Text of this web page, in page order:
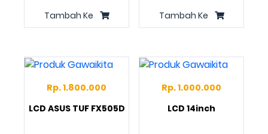
Tambah Ke
Tambah Ke
Rp. 1.800.000
LCD ASUS TUF FX505D
Rp. 1.000.000
LCD 14inch